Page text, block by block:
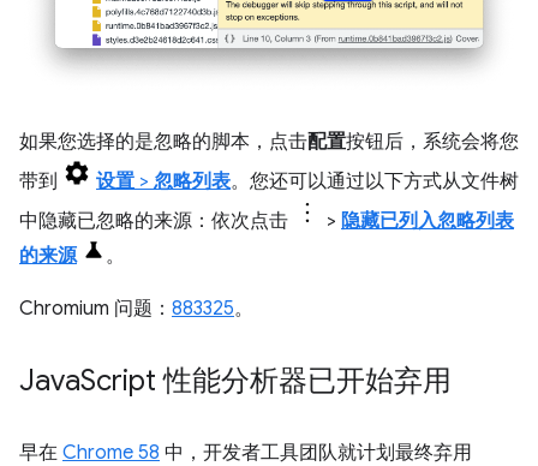
如果您选择的是忽略的脚本，点击配置按钮后，系统会将您
带到
设置 > 忽略列表。您还可以通过以下方式从文件树
中隐藏已忽略的来源：依次点击
> 隐藏已列入忽略列表
的来源
。
Chromium 问题： 883325。
JavaScript 性能分析器已开始弃用
早在 Chrome 58 中，开发者工具团队就计划最终弃用